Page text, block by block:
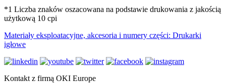
*1 Liczba znaków oszacowana na podstawie drukowania z jakością
użytkową 10 cpi
Materiały eksploatacyjne, akcesoria i numery części: Drukarki
igłowe
Kontakt z firmą OKI Europe